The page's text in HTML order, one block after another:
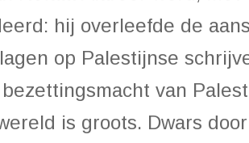
hij overleefde de
op Palestijnse
van
is groots. Dwars